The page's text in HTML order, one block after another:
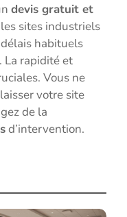
devis gratuit et
sites industriels
habituels
La rapidité et
Vous ne
votre site
de la
d’intervention.